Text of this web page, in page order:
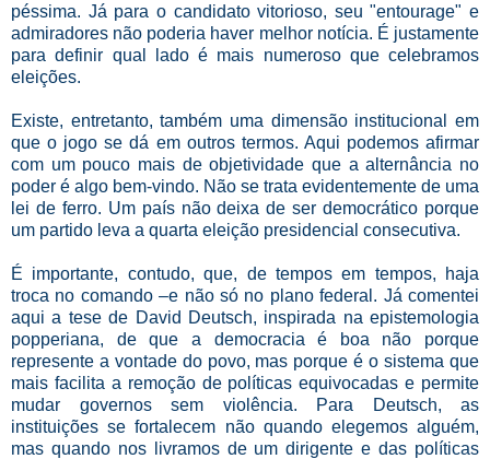
péssima. Já para o candidato vitorioso, seu "entourage" e
admiradores não poderia haver melhor notícia. É justamente
para definir qual lado é mais numeroso que celebramos
eleições.
Existe, entretanto, também uma dimensão institucional em
que o jogo se dá em outros termos. Aqui podemos afirmar
com um pouco mais de objetividade que a alternância no
poder é algo bem-vindo. Não se trata evidentemente de uma
lei de ferro. Um país não deixa de ser democrático porque
um partido leva a quarta eleição presidencial consecutiva.
É importante, contudo, que, de tempos em tempos, haja
troca no comando –e não só no plano federal. Já comentei
aqui a tese de David Deutsch, inspirada na epistemologia
popperiana, de que a democracia é boa não porque
represente a vontade do povo, mas porque é o sistema que
mais facilita a remoção de políticas equivocadas e permite
mudar governos sem violência. Para Deutsch, as
instituições se fortalecem não quando elegemos alguém,
mas quando nos livramos de um dirigente e das políticas